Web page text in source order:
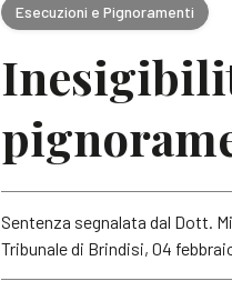
Esecuzioni e Pignoramenti
Sentenza segnalata dal Dott.
Tribunale di Brindisi, 04